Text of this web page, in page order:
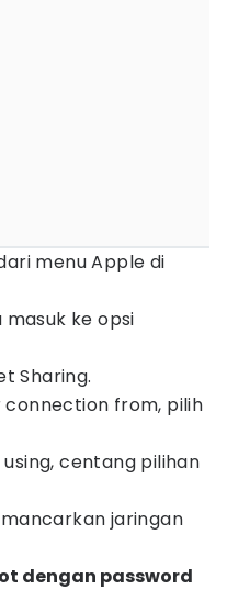
menu Apple di
masuk ke opsi
Sharing.
connection from, pilih
centang pilihan
jaringan
dengan password